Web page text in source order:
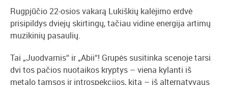
Rugpjūčio 22-osios vakarą Lukiškių kalėjimo erdvė
prisipildys dviejų skirtingų, tačiau vidine energija artimų
muzikinių pasaulių.
Tai „Juodvarnis“ ir „Abii“! Grupės susitinka scenoje tarsi
dvi tos pačios nuotaikos kryptys – viena kylanti iš
metalo tamsos ir introspekcijos, kita – iš alternatyvaus